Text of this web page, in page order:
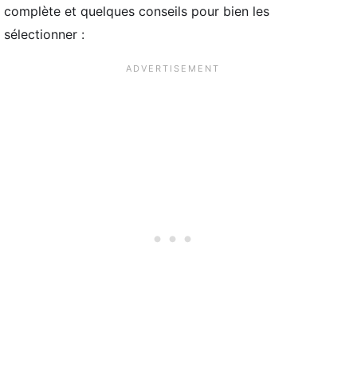
complète et quelques conseils pour bien les
sélectionner :